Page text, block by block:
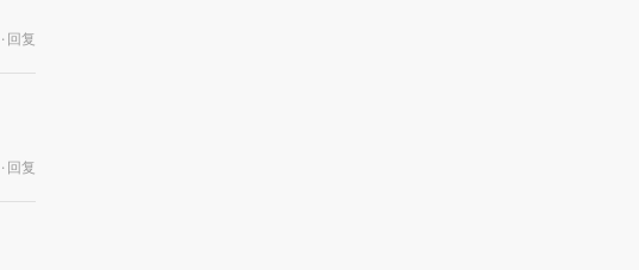
· 回复
· 回复